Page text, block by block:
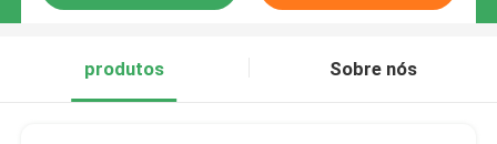
produtos Sobre nós